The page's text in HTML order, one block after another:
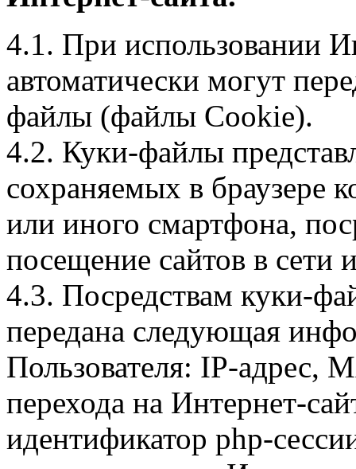
4.1. При использовании
автоматически могут
файлы (файлы Cookie).
4.2. Куки-файлы
сохраняемых в браузере
или иного смартфона,
посещение сайтов в сети
4.3. Посредствам куки-
передана следующая
Пользователя: IP-адрес,
перехода на Интернет-
идентификатор php-